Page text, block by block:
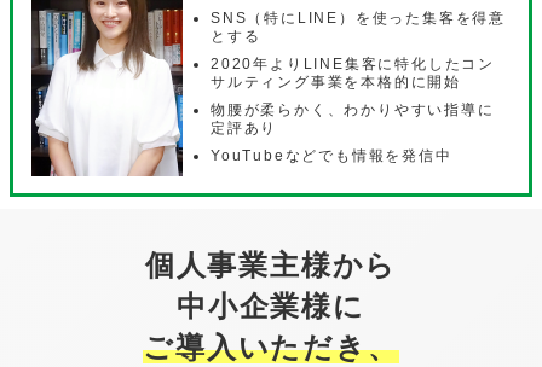
SNS（特にLINE）を使った集客を得意
とする
2020年よりLINE集客に特化したコン
サルティング事業を本格的に開始
物腰が柔らかく、わかりやすい指導に
定評あり
YouTubeなどでも情報を発信中
個人事業主様から
中小企業様に
ご導入いただき、